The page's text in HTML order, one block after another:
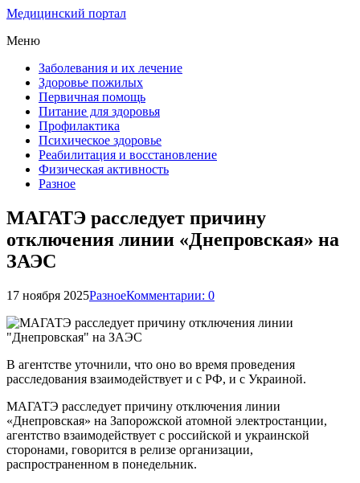
Медицинский портал
Меню
Заболевания и их лечение
Здоровье пожилых
Первичная помощь
Питание для здоровья
Профилактика
Психическое здоровье
Реабилитация и восстановление
Физическая активность
Разное
МАГАТЭ расследует причину
отключения линии «Днепровская» на
ЗАЭС
17 ноября 2025РазноеКомментарии: 0
В агентстве уточнили, что оно во время проведения
расследования взаимодействует и с РФ, и с Украиной.
МАГАТЭ расследует причину отключения линии
«Днепровская» на Запорожской атомной электростанции,
агентство взаимодействует с российской и украинской
сторонами, говорится в релизе организации,
распространенном в понедельник.